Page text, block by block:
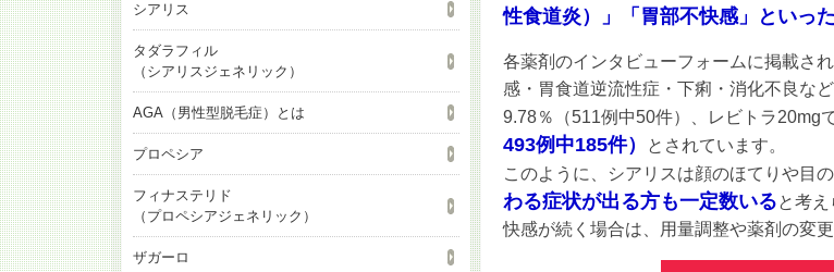
シアリス
タダラフィル
（シアリスジェネリック）
AGA（男性型脱毛症）とは
プロペシア
フィナステリド
（プロペシアジェネリック）
ザガーロ
性食道炎）」「胃部不快感」といっ
各薬剤のインタビューフォームに掲載さ
感・胃食道逆流性症・下痢・消化不良な
9.78％（511例中50件）、レビトラ20mg
493例中185件）
とされています。
このように、シアリスは顔のほてりや目
わる症状が出る方も一定数いると考
快感が続く場合は、用量調整や薬剤の変